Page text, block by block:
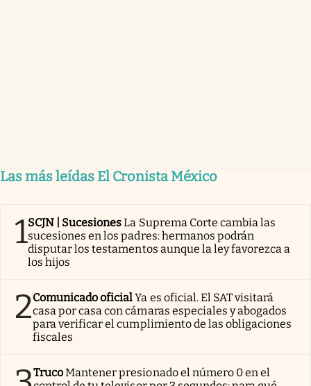
Las más leídas El Cronista México
1SCJN | SucesionesLa Suprema Corte cambia las
sucesiones en los padres: hermanos podrán
disputar los testamentos aunque la ley favorezca a
los hijos
2Comunicado oficialYa es oficial. El SAT visitará
casa por casa con cámaras especiales y abogados
para verificar el cumplimiento de las obligaciones
fiscales
TrucoMantener presionado el número 0 en el